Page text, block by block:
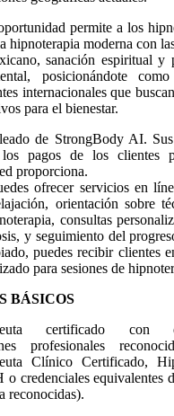
permite a los
hipnoterapia moderna con
sanación espiritual y
posicionándote
internacionales que
para el bienestar.
de StrongBody AI.
los pagos de los clientes
proporciona.
ofrecer servicios en
orientación sobre
consultas
y seguimiento del
puedes recibir clientes
para sesiones de
BÁSICOS
certificado con
profesionales
Clínico Certificado,
credenciales equivalentes
reconocidas).